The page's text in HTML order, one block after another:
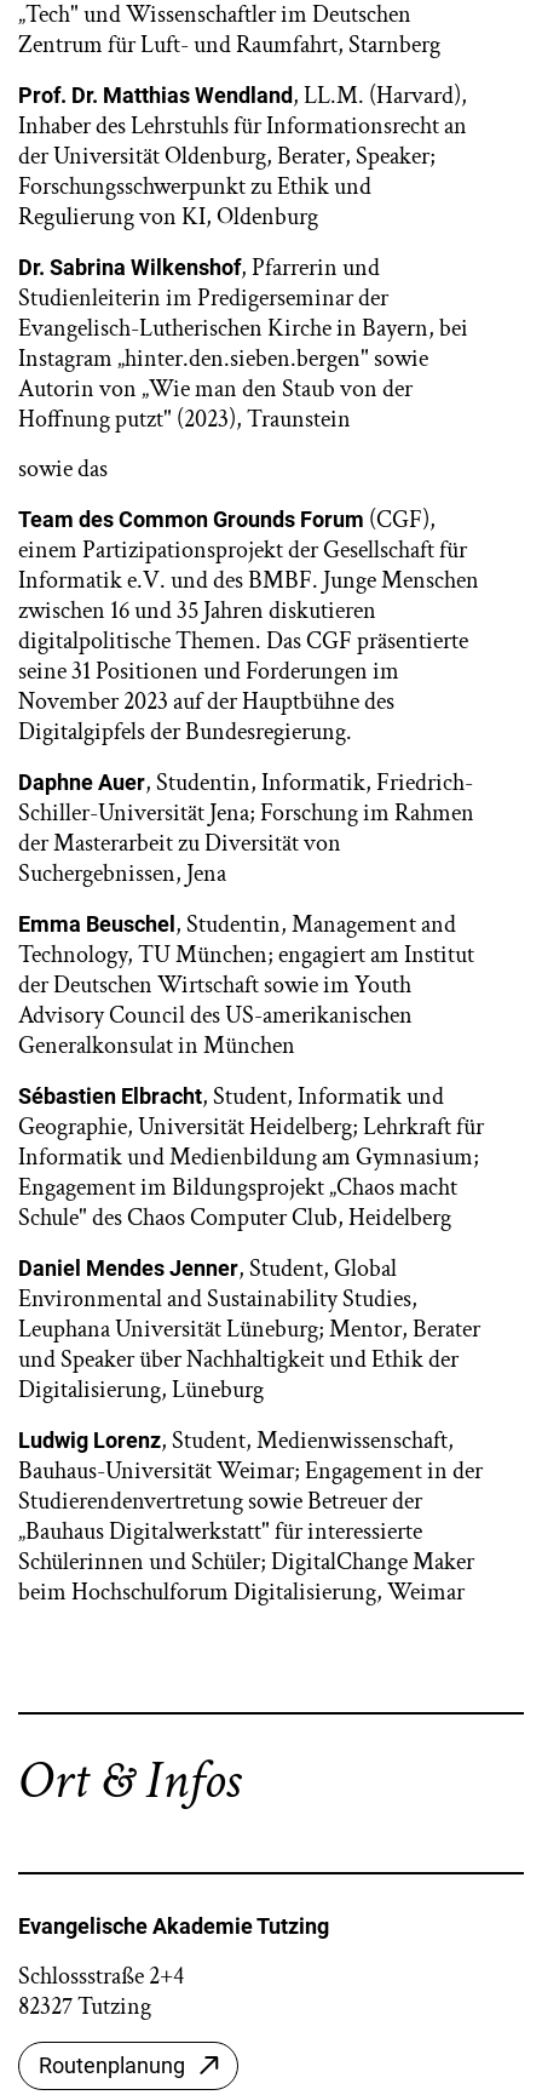
„Tech" und Wissenschaftler im Deutschen
Zentrum für Luft- und Raumfahrt, Starnberg
Prof. Dr. Matthias Wendland, LL.M. (Harvard),
Inhaber des Lehrstuhls für Informationsrecht an
der Universität Oldenburg, Berater, Speaker;
Forschungsschwerpunkt zu Ethik und
Regulierung von KI, Oldenburg
Dr. Sabrina Wilkenshof, Pfarrerin und
Studienleiterin im Predigerseminar der
Evangelisch-Lutherischen Kirche in Bayern, bei
Instagram „hinter.den.sieben.bergen" sowie
Autorin von „Wie man den Staub von der
Hoffnung putzt" (2023), Traunstein
sowie das
Team des Common Grounds Forum (CGF),
einem Partizipationsprojekt der Gesellschaft für
Informatik e.V. und des BMBF. Junge Menschen
zwischen 16 und 35 Jahren diskutieren
digitalpolitische Themen. Das CGF präsentierte
seine 31 Positionen und Forderungen im
November 2023 auf der Hauptbühne des
Digitalgipfels der Bundesregierung.
Daphne Auer, Studentin, Informatik, Friedrich-
Schiller-Universität Jena; Forschung im Rahmen
der Masterarbeit zu Diversität von
Suchergebnissen, Jena
Emma Beuschel , Studentin, Management and
Technology, TU München; engagiert am Institut
der Deutschen Wirtschaft sowie im Youth
Advisory Council des US-amerikanischen
Generalkonsulat in München
Sébastien Elbracht, Student, Informatik und
Geographie, Universität Heidelberg; Lehrkraft für
Informatik und Medienbildung am Gymnasium;
Engagement im Bildungsprojekt „Chaos macht
Schule" des Chaos Computer Club, Heidelberg
Daniel Mendes Jenner, Student, Global
Environmental and Sustainability Studies,
Leuphana Universität Lüneburg; Mentor, Berater
und Speaker über Nachhaltigkeit und Ethik der
Digitalisierung, Lüneburg
Ludwig Lorenz, Student, Medienwissenschaft,
Bauhaus-Universität Weimar; Engagement in der
Studierendenvertretung sowie Betreuer der
„Bauhaus Digitalwerkstatt" für interessierte
Schülerinnen und Schüler; DigitalChange Maker
beim Hochschulforum Digitalisierung, Weimar
Ort & Infos
Evangelische Akademie Tutzing
Schlossstraße 2+4
82327 Tutzing
Routenplanung